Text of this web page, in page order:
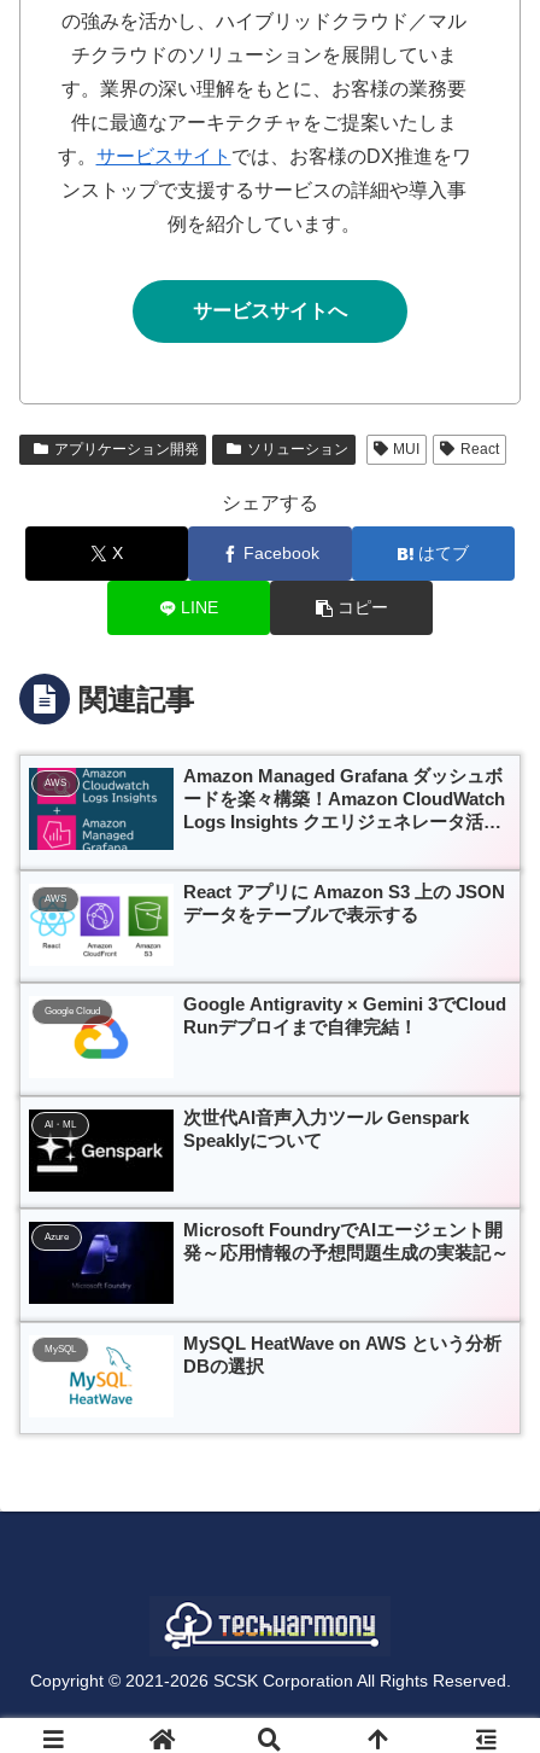
の強みを活かし、ハイブリッドクラウド／マル
チクラウドのソリューションを展開していま
す。業界の深い理解をもとに、お客様の業務要
件に最適なアーキテクチャをご提案いたしま
す。 サービスサイト では、お客様のDX推進をワ
ンストップで支援するサービスの詳細や導入事
例を紹介しています。
サービスサイトへ
アプリケーション開発 ソリューション MUI React
シェアする
X Facebook はてブ
LINE コピー
関連記事
AWS
Amazon Managed Grafana ダッシュボ
ードを楽々構築！Amazon CloudWatch
Logs Insights クエリジェネレータ活用
AWS
React アプリに Amazon S3 上の JSON
データをテーブルで表示する
Google Cloud
Google Antigravity × Gemini 3でCloud
Runデプロイまで自律完結！
AI・ML
次世代AI音声入力ツール Genspark
Speaklyについて
Azure
Microsoft FoundryでAIエージェント開
発～応用情報の予想問題生成の実装記～
MySQL
MySQL HeatWave on AWS という分析
DBの選択
Copyright © 2021-2026 SCSK Corporation All Rights Reserved.